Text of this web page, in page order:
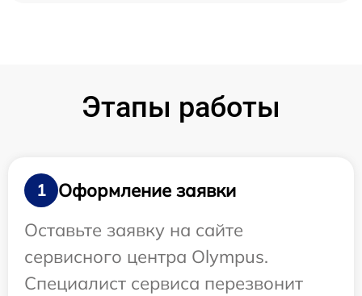
Этапы работы
1
Оформление заявки
Оставьте заявку на сайте
сервисного центра Olympus.
Специалист сервиса перезвонит